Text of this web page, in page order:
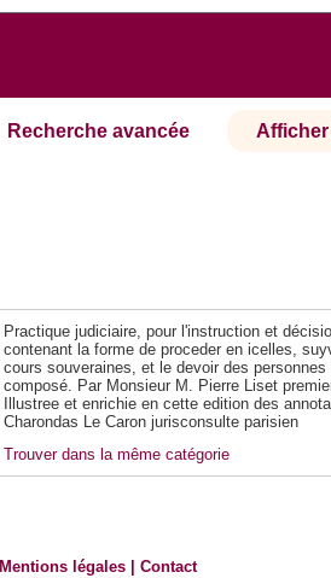
Recherche avancée
Practique judiciaire, pour l'instruction et
contenant la forme de proceder en icelles,
cours souveraines, et le devoir des
composé. Par Monsieur M. Pierre Liset
Illustree et enrichie en cette edition des
Charondas Le Caron jurisconsulte parisien
Trouver dans la même catégorie
Mentions légales |Contact